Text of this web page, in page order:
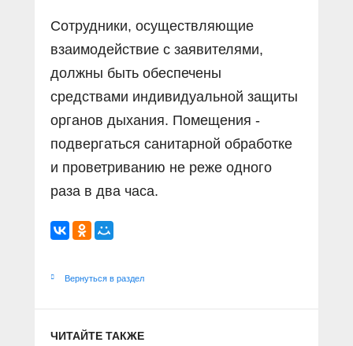
Сотрудники, осуществляющие
взаимодействие с заявителями,
должны быть обеспечены
средствами индивидуальной защиты
органов дыхания. Помещения -
подвергаться санитарной обработке
и проветриванию не реже одного
раза в два часа.
Вернуться в раздел
ЧИТАЙТЕ ТАКЖЕ